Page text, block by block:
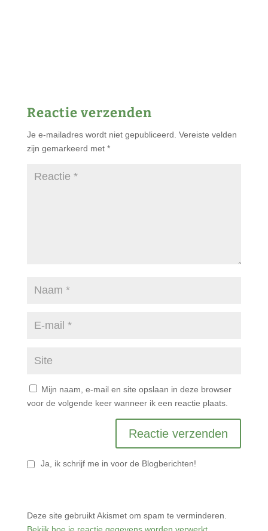
Reactie verzenden
Je e-mailadres wordt niet gepubliceerd. Vereiste velden
zijn gemarkeerd met *
Mijn naam, e-mail en site opslaan in deze browser
voor de volgende keer wanneer ik een reactie plaats.
Ja, ik schrijf me in voor de Blogberichten!
Deze site gebruikt Akismet om spam te verminderen.